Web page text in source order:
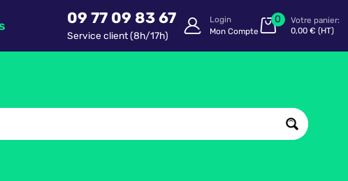
09 77 09 83 67
Service client (8h/17h)
Login
Mon Compte
0
Votre panier:
0,00€ (HT)